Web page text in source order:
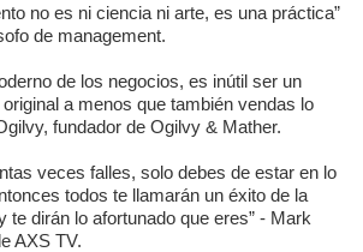
no es ni ciencia ni arte, es una práctica”
de management.
de los negocios, es inútil ser un
a menos que también vendas lo
fundador de Ogilvy & Mather.
veces falles, solo debes de estar en lo
todos te llamarán un éxito de la
te dirán lo afortunado que eres” - Mark
AXS TV.